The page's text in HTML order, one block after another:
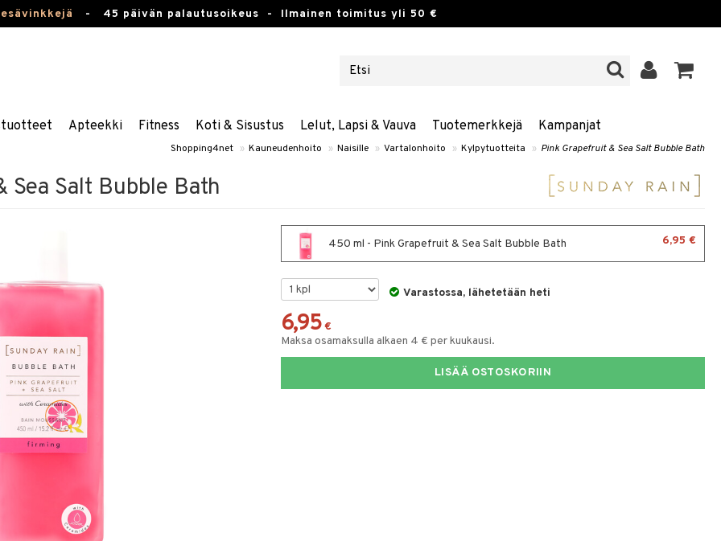
- 45 päivän palautusoikeus - Ilmainen toimitus yli 50 €
Apteekki Fitness Koti & Sisustus Lelut, Lapsi & Vauva Tuotemerkkejä Kampanjat
Shopping4net » Kauneudenhoito » Naisille » Vartalonhoito » Kylpytuotteita » Pink Grapefruit & Sea Salt Bubble Bath
Sea Salt Bubble Bath
450 ml - Pink Grapefruit & Sea Salt Bubble Bath 6,95 €
Varastossa, lähetetään heti
6,95 €
Maksa osamaksulla alkaen 4 € per kuukausi.
LISÄÄ OSTOSKORIIN